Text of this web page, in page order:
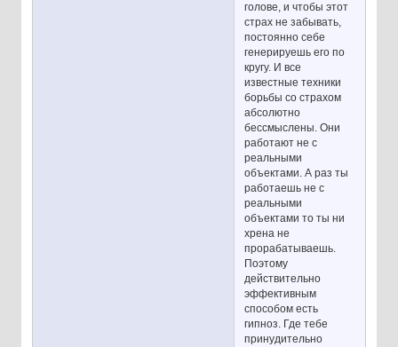
голове, и чтобы этот
страх не забывать,
постоянно себе
генерируешь его по
кругу. И все
известные техники
борьбы со страхом
абсолютно
бессмыслены. Они
работают не с
реальными
объектами. А раз ты
работаешь не с
реальными
объектами то ты ни
хрена не
прорабатываешь.
Поэтому
действительно
эффективным
способом есть
гипноз. Где тебе
принудительно